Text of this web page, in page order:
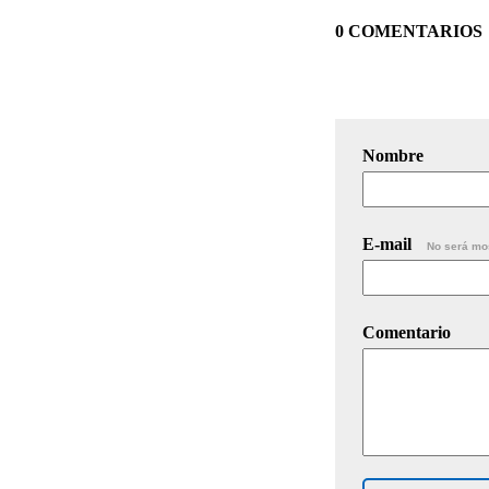
0 COMENTARIOS
Nombre
E-mail No será
Comentario